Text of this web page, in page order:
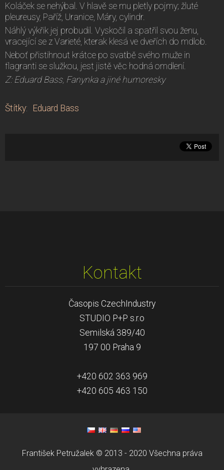
Koláček se nehýbal. V hlavě se mu pletly pojmy; žluté
pleureusy, Paříž, Uranice, Máry, cylindr.
Náhlý výkřik jej probudil. Vyskočil a spatřil svou ženu,
vracející se z Varieté, kterak klesá ve dveřích do mdlob.
Neboť přistihnout krátce po svatbě svého muže in
flagranti se služkou, jest jistě věc hodná omdlení.
Z: Eduard Bass, Fanynka a jiné humoresky
Štítky: Eduard Bass
Kontakt
Časopis CzechIndustry
STUDIO P+P s.r.o
Semilská 389/40
197 00 Praha 9
+420 602 363 969
+420 605 463 150
František Petružalek © 2013 - 2020 Všechna práva